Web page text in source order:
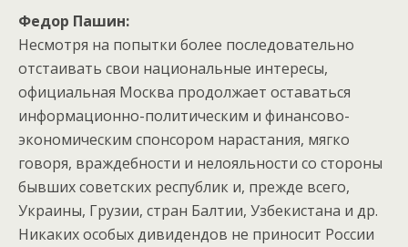
Федор Пашин:
Несмотря на попытки более последовательно
отстаивать свои национальные интересы,
официальная Москва продолжает оставаться
информационно-политическим и финансово-
экономическим спонсором нарастания, мягко
говоря, враждебности и нелояльности со стороны
бывших советских республик и, прежде всего,
Украины, Грузии, стран Балтии, Узбекистана и др.
Никаких особых дивидендов не приносит России